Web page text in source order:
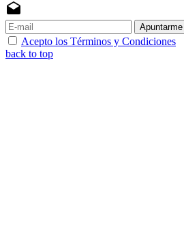
drafts
Acepto los Términos y Condiciones
back to top